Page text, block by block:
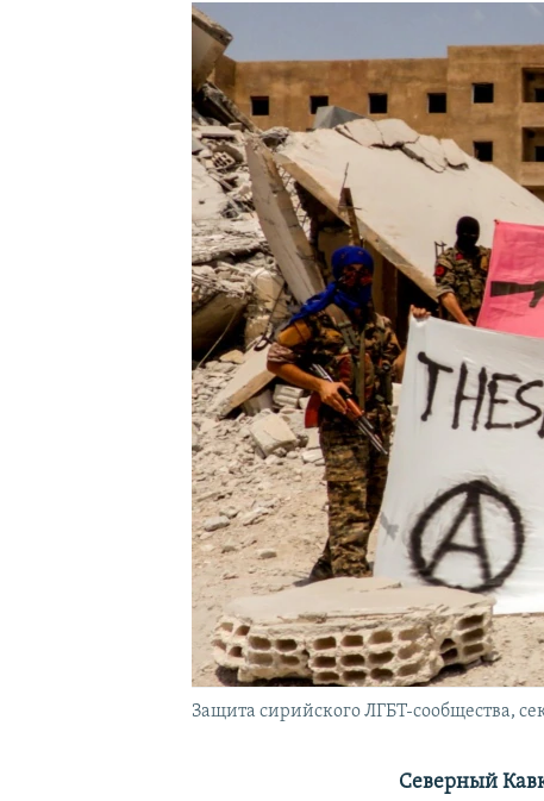
ПОДПИШИТЕСЬ НА РАССЫЛКУ
Защита сирийского ЛГБТ-сообщества,
Северный